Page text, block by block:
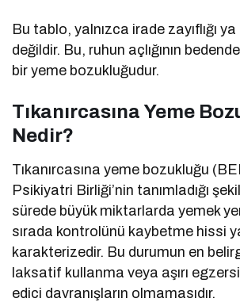
Bu tablo, yalnızca irade zayıflığı
değildir. Bu, ruhun açlığının
bir yeme bozukluğudur.
Tıkanırcasına Yeme
Nedir?
Tıkanırcasına yeme bozukluğu
Psikiyatri Birliği’nin tanımladığı
sürede büyük miktarlarda yemek
sırada kontrolünü kaybetme hissi
karakterizedir. Bu durumun en
laksatif kullanma veya aşırı
edici davranışların olmamasıdır.